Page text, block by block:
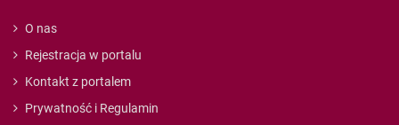
O nas
Rejestracja w portalu
Kontakt z portalem
Prywatność i Regulamin